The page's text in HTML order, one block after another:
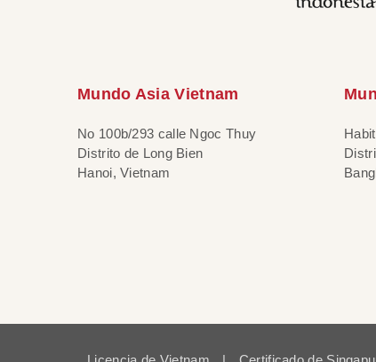
Mundo Asia Vietnam
No 100b/293 calle Ngoc Thuy
Distrito de Long Bien
Hanoi, Vietnam